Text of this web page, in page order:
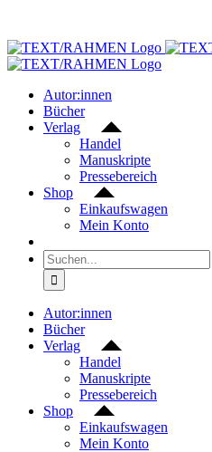
Autor:innen
Bücher
Verlag
Handel
Manuskripte
Pressebereich
Shop
Einkaufswagen
Mein Konto
Suche
nach:
Autor:innen
Bücher
Verlag
Handel
Manuskripte
Pressebereich
Shop
Einkaufswagen
Mein Konto